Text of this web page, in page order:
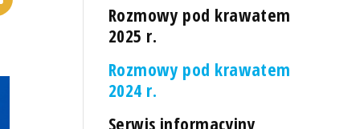
Rozmowy pod krawatem
2025 r.
Rozmowy pod krawatem
2024 r.
Serwis informacyjny